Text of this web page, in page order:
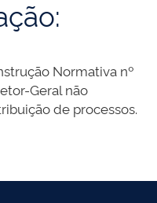
Normativa nº
Geral não
de processos.